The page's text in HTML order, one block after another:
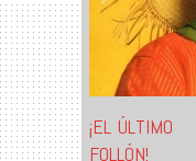
¡EL ÚLTIMO
FOLLÓN!